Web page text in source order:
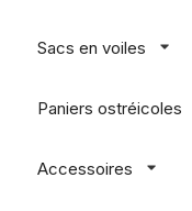
Sacs en voiles
Paniers ostréicoles
Accessoires